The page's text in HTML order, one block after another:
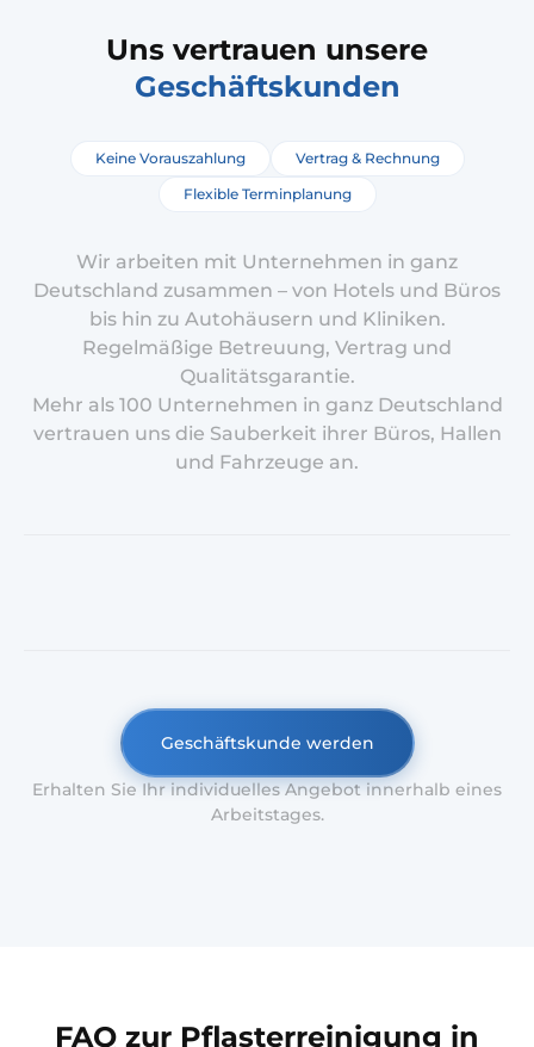
Uns vertrauen unsere
Geschäftskunden
Keine Vorauszahlung
Vertrag & Rechnung
Flexible Terminplanung
Wir arbeiten mit Unternehmen in ganz
Deutschland zusammen – von Hotels und Büros
bis hin zu Autohäusern und Kliniken.
Regelmäßige Betreuung, Vertrag und
Qualitätsgarantie.
Mehr als 100 Unternehmen in ganz Deutschland
vertrauen uns die Sauberkeit ihrer Büros, Hallen
und Fahrzeuge an.
Geschäftskunde werden
Erhalten Sie Ihr individuelles Angebot innerhalb eines
Arbeitstages.
FAQ zur Pflasterreinigung in